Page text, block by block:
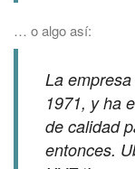
… o algo así:
La
1971, y ha
de calidad
entonces.